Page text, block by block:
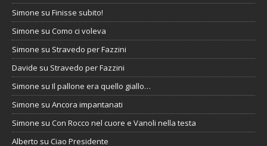
Simone su Finisse subito!
Simone su Como ci voleva
Simone su Stravedo per Fazzini
Davide su Stravedo per Fazzini
Simone su Il pallone era quello giallo…
Simone su Ancora impantanati
Simone su Con Rocco nel cuore e Vanoli nella testa
Alberto su Ciao Presidente